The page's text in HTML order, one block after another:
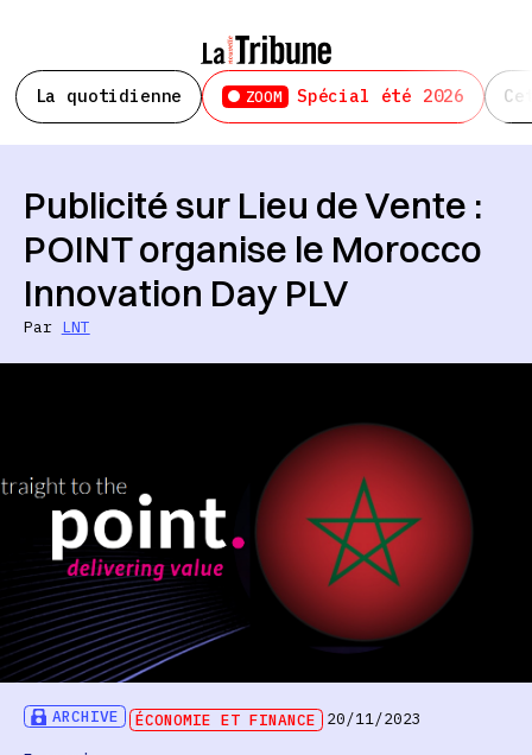
La quotidienne ZOOM Spécial été 2026
ARCHIVE ÉCONOMIE ET FINANCE
20/11/2023
Publicité sur Lieu de Vente :
POINT organise le Morocco
Innovation Day PLV
Par LNT